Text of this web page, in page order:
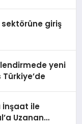
giriş
yeni
İnşaat ile
Uzanan